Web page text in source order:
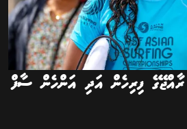
ފިރިހެން އަދި އަންހެން ސާފް